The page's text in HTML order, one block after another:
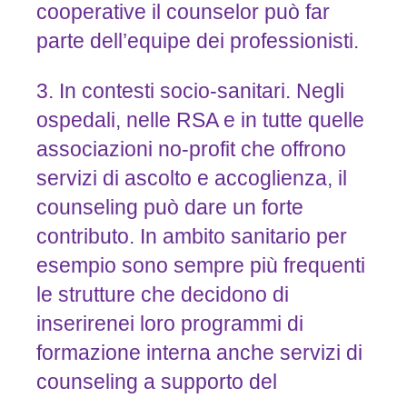
cooperative il counselor può far
parte dell’equipe dei professionisti.
3. In contesti socio-sanitari. Negli
ospedali, nelle RSA e in tutte quelle
associazioni no-profit che offrono
servizi di ascolto e accoglienza, il
counseling può dare un forte
contributo. In ambito sanitario per
esempio sono sempre più frequenti
le strutture che decidono di
inserirenei loro programmi di
formazione interna anche servizi di
counseling a supporto del